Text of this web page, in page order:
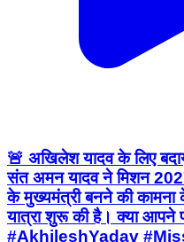
🚨 अखिलेश यादव के लिए
संत अमन यादव ने मिशन
के मुख्यमंत्री बनने की
यात्रा शुरू की है। क्या आपने
#AkhileshYadav